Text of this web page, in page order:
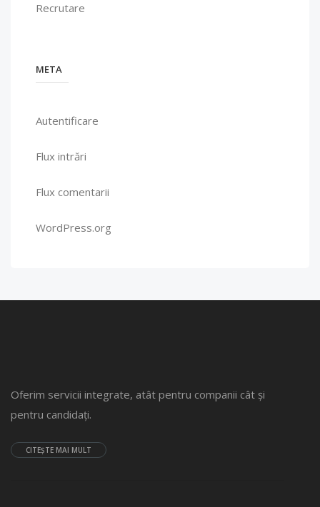
Recrutare
META
Autentificare
Flux intrări
Flux comentarii
WordPress.org
Oferim servicii integrate, atât pentru companii cât și
pentru candidați.
CITEȘTE MAI MULT